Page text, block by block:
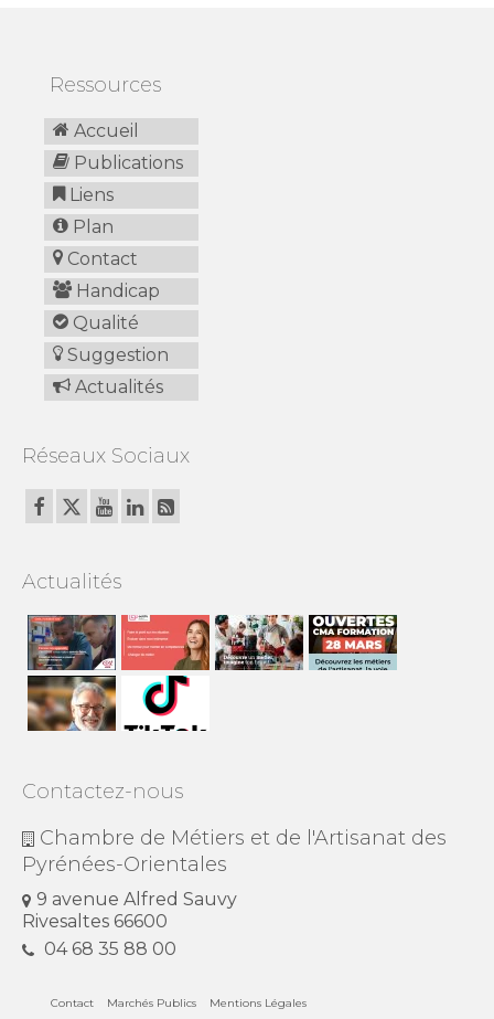
Ressources
Accueil
Publications
Liens
Plan
Contact
Handicap
Qualité
Suggestion
Actualités
Réseaux Sociaux
Actualités
Contactez-nous
Chambre de Métiers et de l'Artisanat des
Pyrénées-Orientales
9 avenue Alfred Sauvy
Rivesaltes 66600
04 68 35 88 00
Contact Marchés Publics Mentions Légales